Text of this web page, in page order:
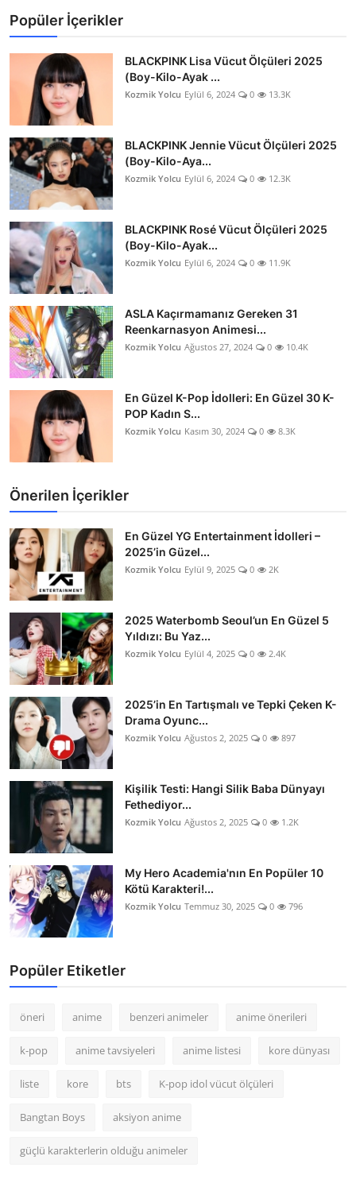
Popüler İçerikler
BLACKPINK Lisa Vücut Ölçüleri 2025
(Boy-Kilo-Ayak ...
Kozmik Yolcu Eylül 6, 2024 0 13.3K
BLACKPINK Jennie Vücut Ölçüleri 2025
(Boy-Kilo-Aya...
Kozmik Yolcu Eylül 6, 2024 0 12.3K
BLACKPINK Rosé Vücut Ölçüleri 2025
(Boy-Kilo-Ayak...
Kozmik Yolcu Eylül 6, 2024 0 11.9K
ASLA Kaçırmamanız Gereken 31
Reenkarnasyon Animesi...
Kozmik Yolcu Ağustos 27, 2024 0 10.4K
En Güzel K-Pop İdolleri: En Güzel 30 K-
POP Kadın S...
Kozmik Yolcu Kasım 30, 2024 0 8.3K
Önerilen İçerikler
En Güzel YG Entertainment İdolleri –
2025’in Güzel...
Kozmik Yolcu Eylül 9, 2025 0 2K
2025 Waterbomb Seoul’un En Güzel 5
Yıldızı: Bu Yaz...
Kozmik Yolcu Eylül 4, 2025 0 2.4K
2025’in En Tartışmalı ve Tepki Çeken K-
Drama Oyunc...
Kozmik Yolcu Ağustos 2, 2025 0 897
Kişilik Testi: Hangi Silik Baba Dünyayı
Fethediyor...
Kozmik Yolcu Ağustos 2, 2025 0 1.2K
My Hero Academia'nın En Popüler 10
Kötü Karakteri!...
Kozmik Yolcu Temmuz 30, 2025 0 796
Popüler Etiketler
öneri anime benzeri animeler anime önerileri
k-pop anime tavsiyeleri anime listesi kore dünyası
liste kore bts K-pop idol vücut ölçüleri
Bangtan Boys aksiyon anime
güçlü karakterlerin olduğu animeler